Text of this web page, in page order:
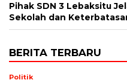
Pihak SDN 3 Lebaksitu
Sekolah dan
BERITA TERBARU
Politik